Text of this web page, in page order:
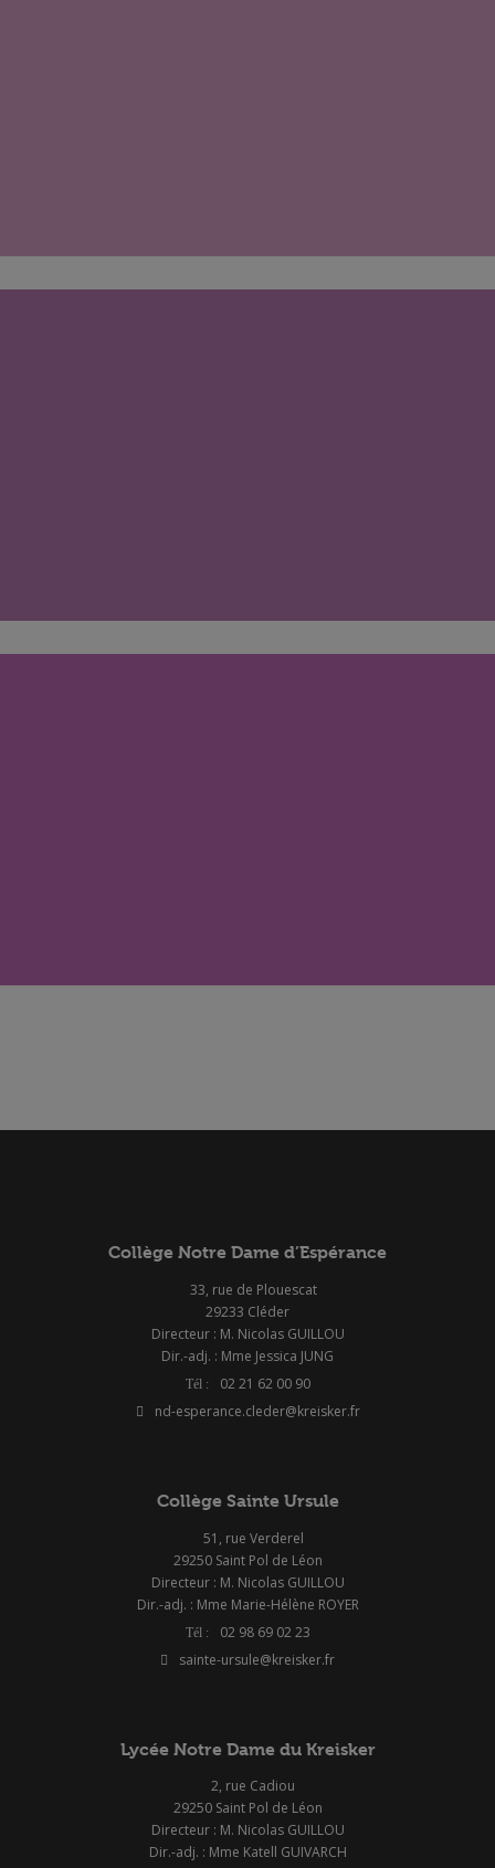
Collège Notre Dame d’Espérance
33, rue de Plouescat
29233 Cléder
Directeur : M. Nicolas GUILLOU
Dir.-adj. : Mme Jessica JUNG
02 21 62 00 90
nd-esperance.cleder@kreisker.fr
Collège Sainte Ursule
51, rue Verderel
29250 Saint Pol de Léon
Directeur : M. Nicolas GUILLOU
Dir.-adj. : Mme Marie-Hélène ROYER
02 98 69 02 23
sainte-ursule@kreisker.fr
Lycée Notre Dame du Kreisker
2, rue Cadiou
29250 Saint Pol de Léon
Directeur : M. Nicolas GUILLOU
Dir.-adj. : Mme Katell GUIVARCH